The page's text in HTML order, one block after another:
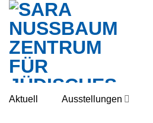
Skip
content
Aktuell Ausstellungen